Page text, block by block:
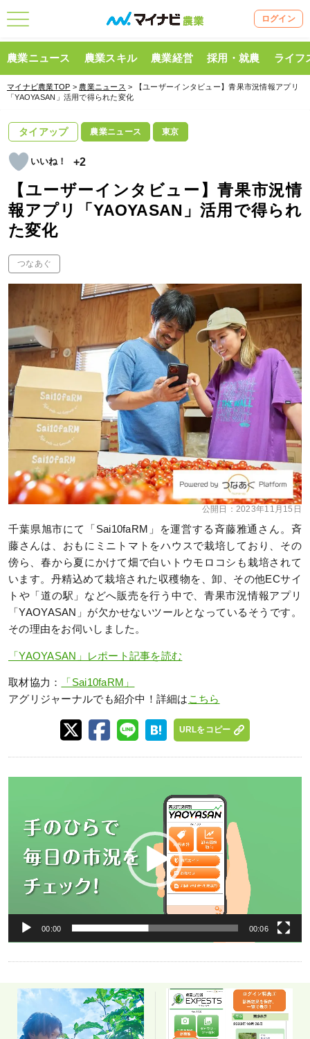
ログイン
農業ニュース 農業スキル 農業経営 採用・就農 ライフ
マイナビ農業TOP > 農業ニュース > 【ユーザーインタビュー】青果市況情報アプリ
「YAOYASAN」活用で得られた変化
タイアップ 農業ニュース 東京
+2
【ユーザーインタビュー】青果市況情
報アプリ「YAOYASAN」活用で得られ
た変化
つなあぐ
公開日： 2023年11月15日
千葉県旭市にて「Sai10faRM」を運営する斉藤雅通さん。斉
藤さんは、おもにミニトマトをハウスで栽培しており、その
傍ら、春から夏にかけて畑で白いトウモロコシも栽培されて
います。丹精込めて栽培された収穫物を、卸、その他ECサイ
トや「道の駅」などへ販売を行う中で、青果市況情報アプリ
「YAOYASAN」が欠かせないツールとなっているそうです。
その理由をお伺いしました。
「YAOYASAN」レポート記事を読む
取材協力：
「Sai10faRM」
アグリジャーナルでも紹介中！詳細は こちら
URLをコピー
00:00 00:06